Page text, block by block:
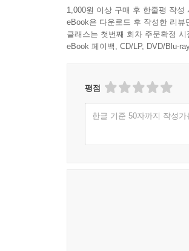
1,000원 이상 구매 후 한줄평 작성
eBook은 다운로드 후 작성한 리
클래스는 첫번째 회차 주문확정
eBook 페이백, CD/LP, DVD/Blu-
평점
한글 기준 50자까지 작성가